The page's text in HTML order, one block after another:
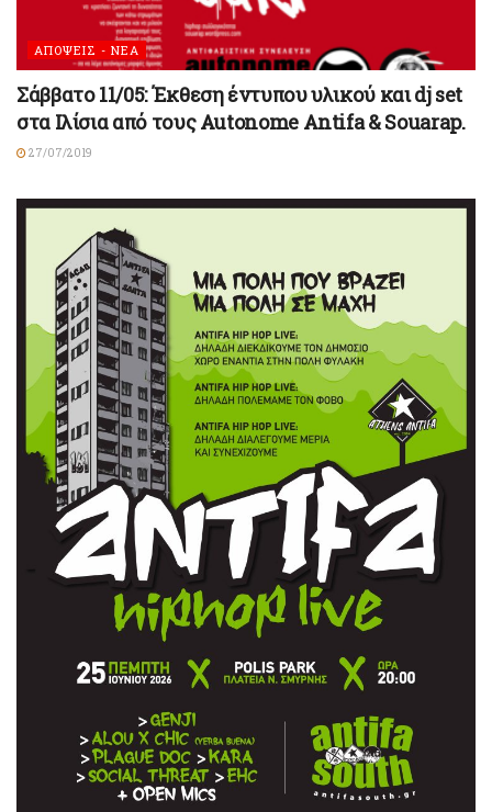
ΑΠΟΨΕΙΣ - ΝΕΑ
Σάββατο 11/05: Έκθεση έντυπου υλικού και dj set
στα Ιλίσια από τους Autonome Antifa & Souarap.
27/07/2019